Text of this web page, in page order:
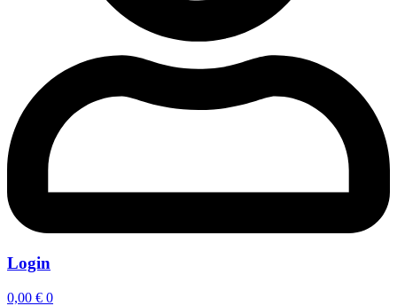
Login
0,00 € 0